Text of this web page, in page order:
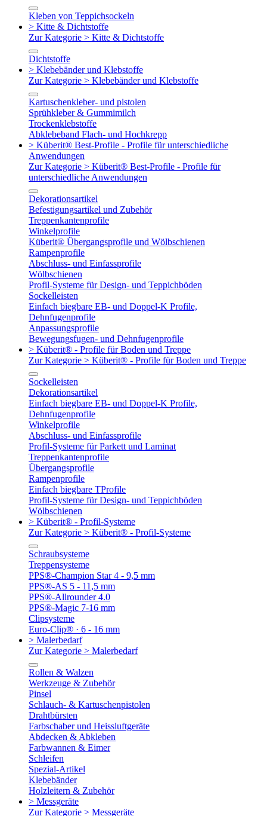
Kleben von Teppichsockeln
> Kitte & Dichtstoffe
Zur Kategorie > Kitte & Dichtstoffe
Dichtstoffe
> Klebebänder und Klebstoffe
Zur Kategorie > Klebebänder und Klebstoffe
Kartuschenkleber- und pistolen
Sprühkleber & Gummimilch
Trockenklebstoffe
Abklebeband Flach- und Hochkrepp
> Küberit® Best-Profile - Profile für unterschiedliche
Anwendungen
Zur Kategorie > Küberit® Best-Profile - Profile für
unterschiedliche Anwendungen
Dekorationsartikel
Befestigungsartikel und Zubehör
Treppenkantenprofile
Winkelprofile
Küberit® Übergangsprofile und Wölbschienen
Rampenprofile
Abschluss- und Einfassprofile
Wölbschienen
Profil-Systeme für Design- und Teppichböden
Sockelleisten
Einfach biegbare EB- und Doppel-K Profile,
Dehnfugenprofile
Anpassungsprofile
Bewegungsfugen- und Dehnfugenprofile
> Küberit® - Profile für Boden und Treppe
Zur Kategorie > Küberit® - Profile für Boden und Treppe
Sockelleisten
Dekorationsartikel
Einfach biegbare EB- und Doppel-K Profile,
Dehnfugenprofile
Winkelprofile
Abschluss- und Einfassprofile
Profil-Systeme für Parkett und Laminat
Treppenkantenprofile
Übergangsprofile
Rampenprofile
Einfach biegbare TProfile
Profil-Systeme für Design- und Teppichböden
Wölbschienen
> Küberit® - Profil-Systeme
Zur Kategorie > Küberit® - Profil-Systeme
Schraubsysteme
Treppensysteme
PPS®-Champion Star 4 - 9,5 mm
PPS®-AS 5 - 11,5 mm
PPS®-Allrounder 4.0
PPS®-Magic 7-16 mm
Clipsysteme
Euro-Clip® · 6 - 16 mm
> Malerbedarf
Zur Kategorie > Malerbedarf
Rollen & Walzen
Werkzeuge & Zubehör
Pinsel
Schlauch- & Kartuschenpistolen
Drahtbürsten
Farbschaber und Heissluftgeräte
Abdecken & Abkleben
Farbwannen & Eimer
Schleifen
Spezial-Artikel
Klebebänder
Holzleitern & Zubehör
> Messgeräte
Zur Kategorie > Messgeräte